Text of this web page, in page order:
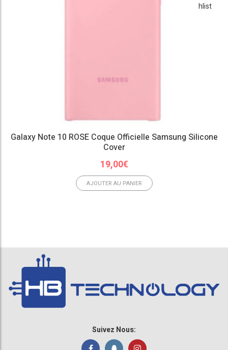
hlist
Galaxy Note 10 ROSE Coque Officielle Samsung Silicone
Cover
19,00€
AJOUTER AU PANIER
Suivez Nous: